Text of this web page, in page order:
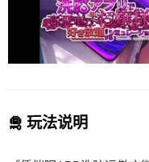
🛅 玩法说明